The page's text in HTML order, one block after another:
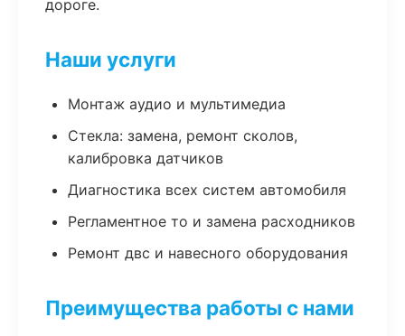
дороге.
Наши услуги
Монтаж аудио и мультимедиа
Стекла: замена, ремонт сколов,
калибровка датчиков
Диагностика всех систем автомобиля
Регламентное то и замена расходников
Ремонт двс и навесного оборудования
Преимущества работы с нами